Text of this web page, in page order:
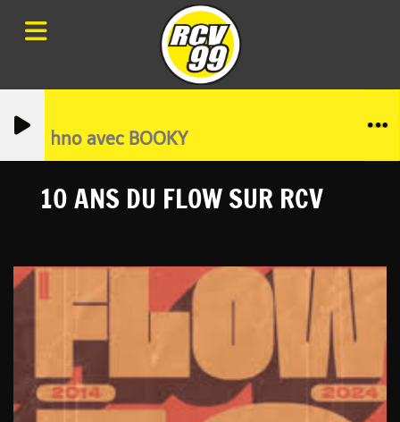
Techno avec BOOKY
10 ANS DU FLOW SUR RCV